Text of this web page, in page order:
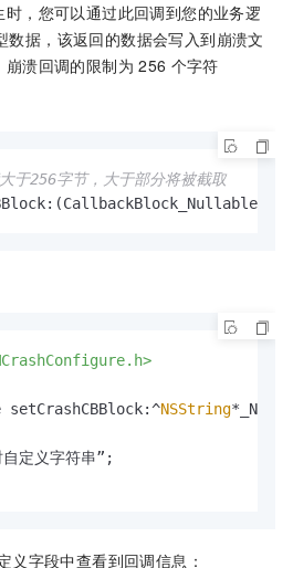
，您可以通过此回调到您的业务逻
数据，该返回的数据会写入到崩溃文
溃回调的限制为 256 个字符
256字节，大于部分将被截取
setCrashCBBlock:^NSString
自定义字符串”;
义字段中查看到回调信息：